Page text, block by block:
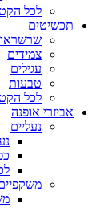
לכל
תכשיטים
צמידים
עגילים
טבעות
לכל
אביזרי אופנה
נעליים